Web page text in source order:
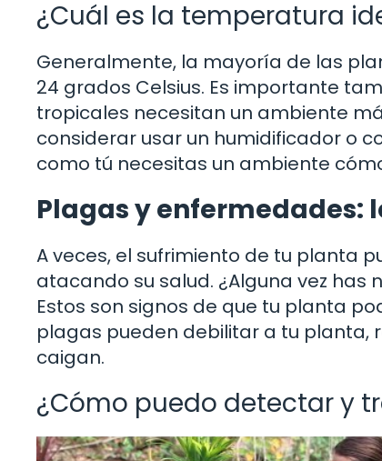
¿Cuál es la temperatura
Generalmente, la mayoría de las
24 grados Celsius. Es importante
tropicales necesitan un ambiente
considerar usar un humidificador o
como tú necesitas un ambiente
Plagas y enfermedades:
A veces, el sufrimiento de tu planta
atacando su salud. ¿Alguna vez
Estos son signos de que tu planta
plagas pueden debilitar a tu planta,
caigan.
¿Cómo puedo detectar y